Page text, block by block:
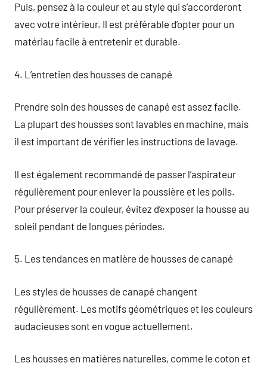
Puis, pensez à la couleur et au style qui s’accorderont
avec votre intérieur. Il est préférable d’opter pour un
matériau facile à entretenir et durable.
4. L’entretien des housses de canapé
Prendre soin des housses de canapé est assez facile.
La plupart des housses sont lavables en machine, mais
il est important de vérifier les instructions de lavage.
Il est également recommandé de passer l’aspirateur
régulièrement pour enlever la poussière et les poils.
Pour préserver la couleur, évitez d’exposer la housse au
soleil pendant de longues périodes.
5. Les tendances en matière de housses de canapé
Les styles de housses de canapé changent
régulièrement. Les motifs géométriques et les couleurs
audacieuses sont en vogue actuellement.
Les housses en matières naturelles, comme le coton et